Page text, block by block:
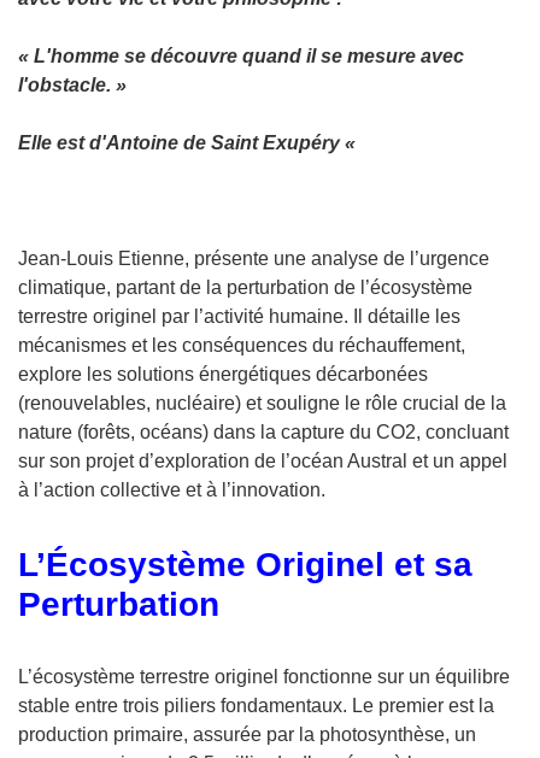
​« L'homme se découvre quand il se mesure avec
l'obstacle. »
Elle est d'Antoine de Saint Exupéry «
Jean-Louis Etienne, présente une analyse de l’urgence
climatique, partant de la perturbation de l’écosystème
terrestre originel par l’activité humaine. Il détaille les
mécanismes et les conséquences du réchauffement,
explore les solutions énergétiques décarbonées
(renouvelables, nucléaire) et souligne le rôle crucial de la
nature (forêts, océans) dans la capture du CO2, concluant
sur son projet d’exploration de l’océan Austral et un appel
à l’action collective et à l’innovation.
L’Écosystème Originel et sa
Perturbation
L’écosystème terrestre originel fonctionne sur un équilibre
stable entre trois piliers fondamentaux. Le premier est la
production primaire, assurée par la photosynthèse, un